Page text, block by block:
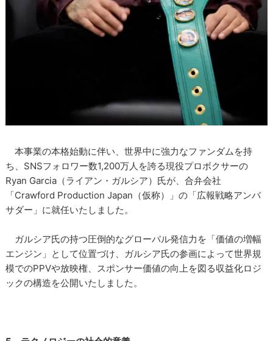
本事業の本格始動に伴い、世界中に強力なファンダムを持
ち、SNSフォロワー数1,200万人を誇る現役プロボクサーの
Ryan Garcia（ライアン・ガルシア）氏が、合弁会社
「Crawford Production Japan（仮称）」の「広報戦略アンバ
サダー」に就任いたしました。
ガルシア氏の持つ圧倒的なグローバル発信力を「価値の増幅
エンジン」として位置づけ、ガルシア氏の参画によって世界規
模でのPPVや放映権、スポンサー価値の向上を図る収益化ロジ
ックの構造を公開いたしました。